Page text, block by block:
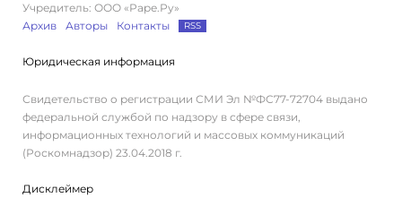
Учредитель: ООО «Раре.Ру»
Архив
Авторы Контакты RSS
Юридическая информация
Свидетельство о регистрации СМИ Эл №ФС77-72704 выдано
федеральной службой по надзору в сфере связи,
информационных технологий и массовых коммуникаций
(Роскомнадзор) 23.04.2018 г.
Дисклеймер